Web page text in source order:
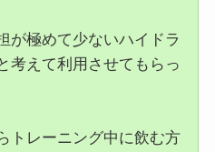
が極めて少ないハイドラ
考えて利用させてもらっ
トレーニング中に飲む方